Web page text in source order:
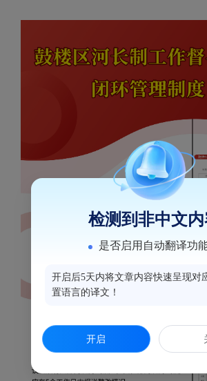
检测到非中文
是否启用自动翻译功
开启后5天内将文章内容快速呈现对
置语言的译文！
开启